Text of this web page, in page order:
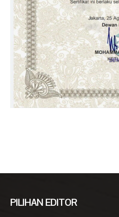
PILIHAN EDITOR